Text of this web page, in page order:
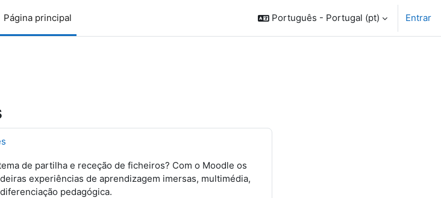
Página principal Português - Portugal ‎(pt)‎ Entrar
de partilha e receção de ficheiros? Com o Moodle os
experiências de aprendizagem imersas, multimédia,
pedagógica.